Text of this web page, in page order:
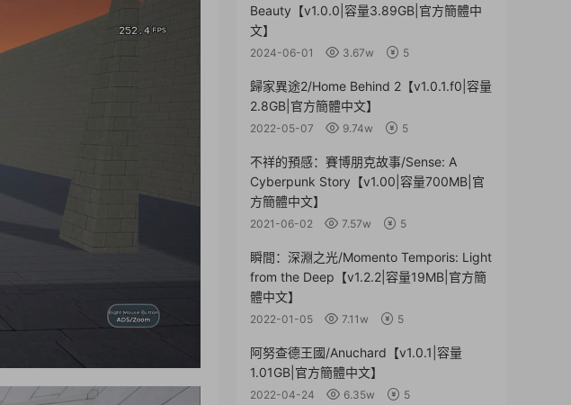
Beauty【v1.0.0|容量3.89GB|官方簡體中
文】
2024-06-01 3.67w 5
歸家異途2/Home Behind 2【v1.0.1.f0|容量
2.8GB|官方簡體中文】
2022-05-07 9.74w 5
不祥的預感：賽博朋克故事/Sense: A
Cyberpunk Story【v1.00|容量700MB|官
方簡體中文】
2021-06-02 7.57w 5
瞬間：深淵之光/Momento Temporis: Light
from the Deep【v1.2.2|容量19MB|官方簡
體中文】
2022-01-05 7.11w 5
阿努查德王國/Anuchard【v1.0.1|容量
1.01GB|官方簡體中文】
2022-04-24 6.35w 5